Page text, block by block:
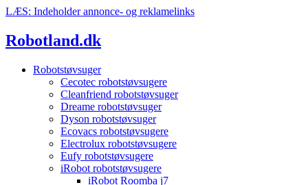
Videre
indhold
LÆS: Indeholder annonce- og reklamelinks
Robotland.dk
Robotstøvsuger
Cecotec robotstøvsugere
Cleanfriend robotstøvsuger
Dreame robotstøvsuger
Dyson robotstøvsuger
Ecovacs robotstøvsugere
Electrolux robotstøvsugere
Eufy robotstøvsugere
iRobot robotstøvsugere
iRobot Roomba j7